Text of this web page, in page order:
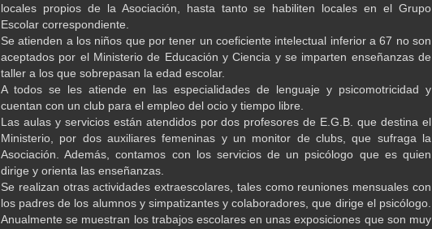
locales propios de la Asociación, hasta tanto se habiliten locales en el Grupo
Escolar correspondiente.
Se atienden a los niños que por tener un coeficiente intelectual inferior a 67 no son
aceptados por el Ministerio de Educación y Ciencia y se imparten enseñanzas de
taller a los que sobrepasan la edad escolar.
A todos se les atiende en las especialidades de lenguaje y psicomotricidad y
cuentan con un club para el empleo del ocio y tiempo libre.
Las aulas y servicios están atendidos por dos profesores de E.G.B. que destina el
Ministerio, por dos auxiliares femeninas y un monitor de clubs, que sufraga la
Asociación. Además, contamos con los servicios de un psicólogo que es quien
dirige y orienta las enseñanzas.
Se realizan otras actividades extraescolares, tales como reuniones mensuales con
los padres de los alumnos y simpatizantes y colaboradores, que dirige el psicólogo.
Anualmente se muestran los trabajos escolares en unas exposiciones que son muy